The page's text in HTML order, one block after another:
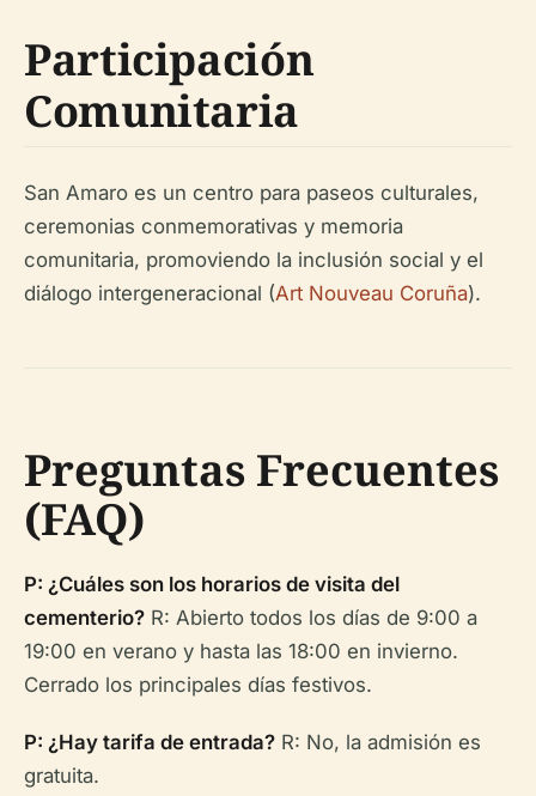
Participación
Comunitaria
San Amaro es un centro para paseos culturales,
ceremonias conmemorativas y memoria
comunitaria, promoviendo la inclusión social y el
diálogo intergeneracional (Art Nouveau Coruña).
Preguntas Frecuentes
(FAQ)
P: ¿Cuáles son los horarios de visita del
cementerio? R: Abierto todos los días de 9:00 a
19:00 en verano y hasta las 18:00 en invierno.
Cerrado los principales días festivos.
P: ¿Hay tarifa de entrada? R: No, la admisión es
gratuita.